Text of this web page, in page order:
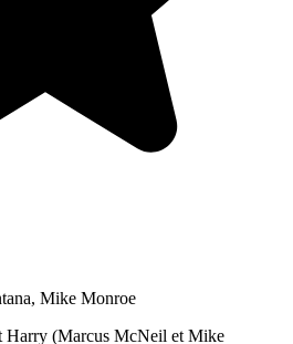
Mike Monroe
Harry (Marcus McNeil et Mike